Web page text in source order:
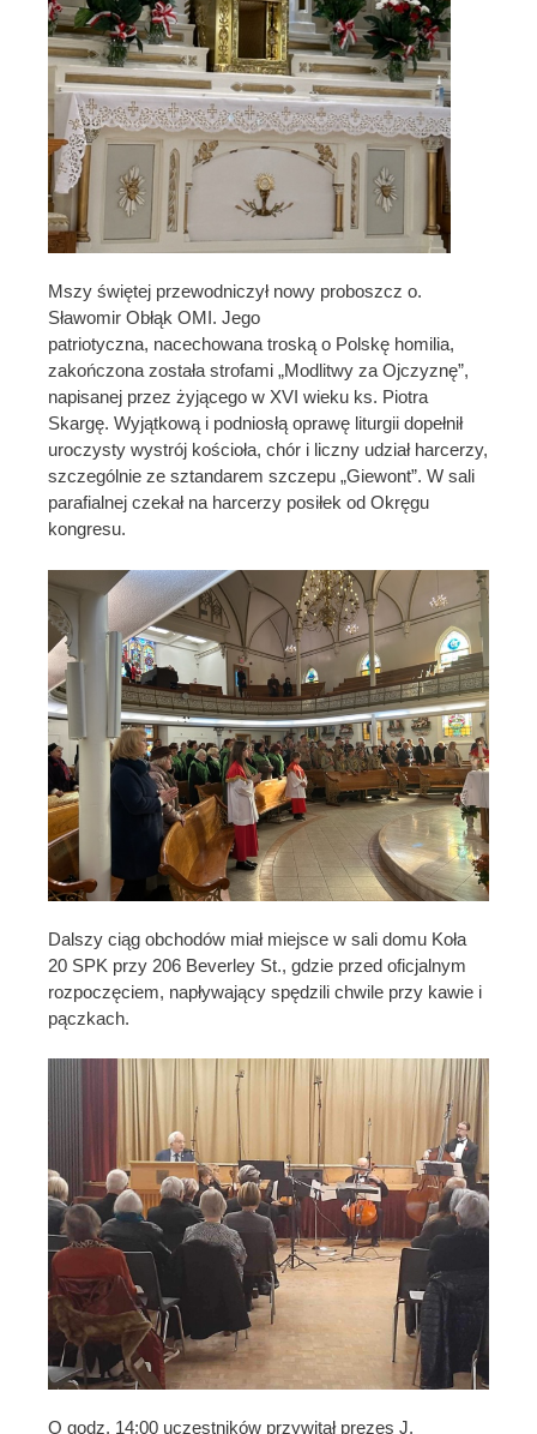
Mszy świętej przewodniczył nowy proboszcz o.
Sławomir Obłąk OMI. Jego
patriotyczna, nacechowana troską o Polskę homilia,
zakończona została strofami „Modlitwy za Ojczyznę”,
napisanej przez żyjącego w XVI wieku ks. Piotra
Skargę. Wyjątkową i podniosłą oprawę liturgii dopełnił
uroczysty wystrój kościoła, chór i liczny udział harcerzy,
szczególnie ze sztandarem szczepu „Giewont”. W sali
parafialnej czekał na harcerzy posiłek od Okręgu
kongresu.
Dalszy ciąg obchodów miał miejsce w sali domu Koła
20 SPK przy 206 Beverley St., gdzie przed oficjalnym
rozpoczęciem, napływający spędzili chwile przy kawie i
pączkach.
O godz. 14:00 uczestników przywitał prezes J.